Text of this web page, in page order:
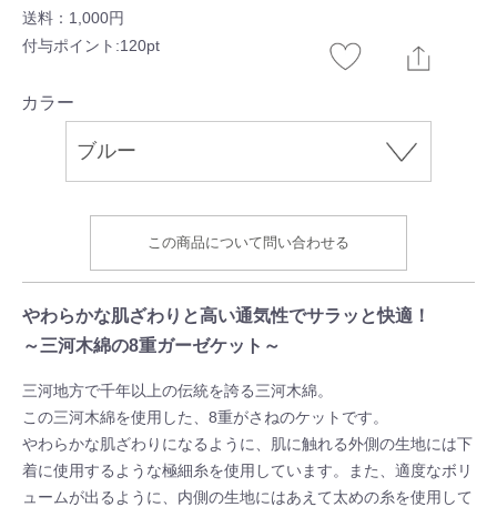
送料：1,000円
付与ポイント:120pt
カラー
この商品について問い合わせる
やわらかな肌ざわりと高い通気性でサラッと快適！
～三河木綿の8重ガーゼケット～
三河地方で千年以上の伝統を誇る三河木綿。
この三河木綿を使用した、8重がさねのケットです。
やわらかな肌ざわりになるように、肌に触れる外側の生地には下
着に使用するような極細糸を使用しています。また、適度なボリ
ュームが出るように、内側の生地にはあえて太めの糸を使用して